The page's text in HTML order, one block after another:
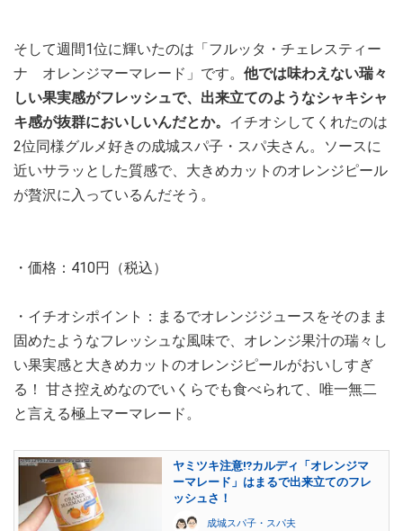
そして週間1位に輝いたのは「フルッタ・チェレスティー
ナ オレンジマーマレード」です。 他では味わえない瑞々
しい果実感がフレッシュで、出来立てのようなシャキシャ
キ感が抜群においしいんだとか。 イチオシしてくれたのは
2位同様グルメ好きの成城スパ子・スパ夫さん。ソースに
近いサラッとした質感で、大きめカットのオレンジピール
が贅沢に入っているんだそう。
・価格：410円（税込）
・イチオシポイント：まるでオレンジジュースをそのまま
固めたようなフレッシュな風味で、オレンジ果汁の瑞々し
い果実感と大きめカットのオレンジピールがおいしすぎ
る！ 甘さ控えめなのでいくらでも食べられて、唯一無二
と言える極上マーマレード。
ヤミツキ注意⁉カルディ「オレンジマ
ーマレード」はまるで出来立てのフレ
ッシュさ！
成城スパ子・スパ夫